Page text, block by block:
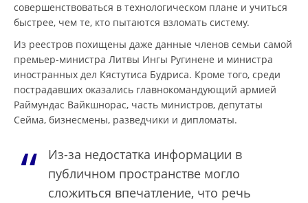
совершенствоваться в технологическом плане и учиться
быстрее, чем те, кто пытаются взломать систему.
Из реестров похищены даже данные членов семьи самой
премьер-министра Литвы Ингы Ругинене и министра
иностранных дел Кястутиса Будриса. Кроме того, среди
пострадавших оказались главнокомандующий армией
Раймундас Вайкшнорас, часть министров, депутаты
Сейма, бизнесмены, разведчики и дипломаты.
Из-за недостатка информации в
публичном пространстве могло
сложиться впечатление, что речь